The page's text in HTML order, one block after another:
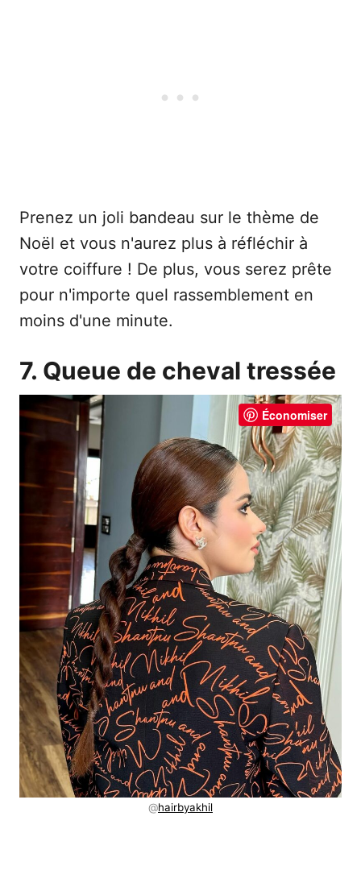
Prenez un joli bandeau sur le thème de
Noël et vous n'aurez plus à réfléchir à
votre coiffure ! De plus, vous serez prête
pour n'importe quel rassemblement en
moins d'une minute.
7. Queue de cheval tressée
Économiser
@hairbyakhil